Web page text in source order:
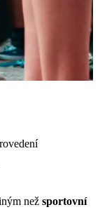
než sportovní